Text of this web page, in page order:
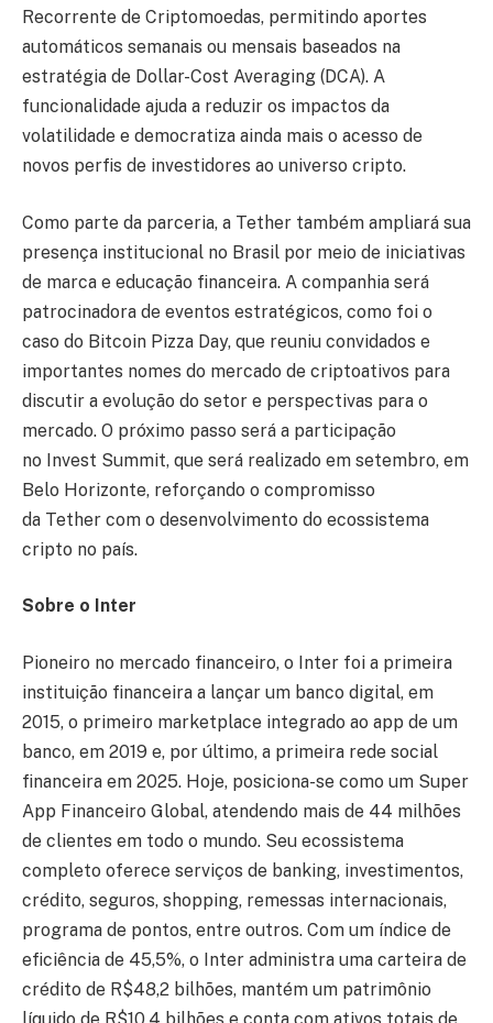
Recorrente de Criptomoedas, permitindo aportes
automáticos semanais ou mensais baseados na
estratégia de Dollar-Cost Averaging (DCA). A
funcionalidade ajuda a reduzir os impactos da
volatilidade e democratiza ainda mais o acesso de
novos perfis de investidores ao universo cripto.
Como parte da parceria, a Tether também ampliará sua
presença institucional no Brasil por meio de iniciativas
de marca e educação financeira. A companhia será
patrocinadora de eventos estratégicos, como foi o
caso do Bitcoin Pizza Day, que reuniu convidados e
importantes nomes do mercado de criptoativos para
discutir a evolução do setor e perspectivas para o
mercado. O próximo passo será a participação
no Invest Summit, que será realizado em setembro, em
Belo Horizonte, reforçando o compromisso
da Tether com o desenvolvimento do ecossistema
cripto no país.
Sobre o Inter
Pioneiro no mercado financeiro, o Inter foi a primeira
instituição financeira a lançar um banco digital, em
2015, o primeiro marketplace integrado ao app de um
banco, em 2019 e, por último, a primeira rede social
financeira em 2025. Hoje, posiciona-se como um Super
App Financeiro Global, atendendo mais de 44 milhões
de clientes em todo o mundo. Seu ecossistema
completo oferece serviços de banking, investimentos,
crédito, seguros, shopping, remessas internacionais,
programa de pontos, entre outros. Com um índice de
eficiência de 45,5%, o Inter administra uma carteira de
crédito de R$48,2 bilhões, mantém um patrimônio
líquido de R$10,4 bilhões e conta com ativos totais de